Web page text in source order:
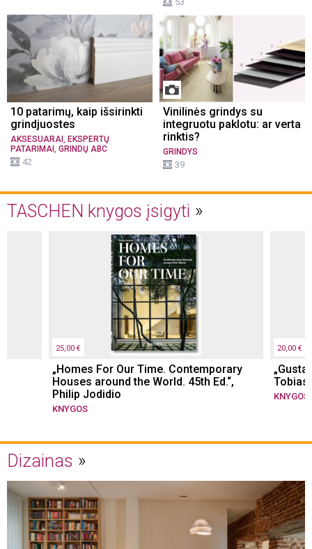
10 patarimų, kaip išsirinkti
grindjuostes
AKSESUARAI EKSPERTŲ
PATARIMAI GRINDŲ ABC
42
Vinilinės grindys su
integruotu paklotu: ar verta
rinktis?
GRINDYS
39
TASCHEN knygos įsigyti
25,00 €
„Homes For Our Time. Contemporary
Houses around the World. 45th Ed.“,
Philip Jodidio
KNYGOS
20,00 €
Tobias
KNYGOS
Dizainas